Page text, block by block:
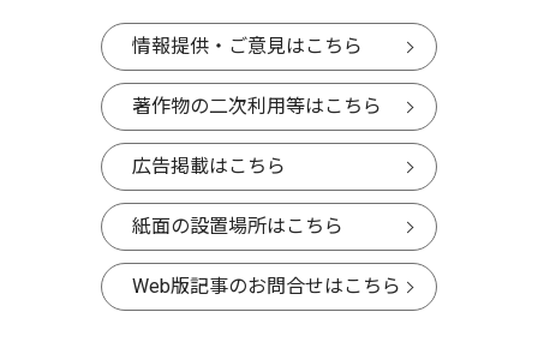
情報提供・ご意見はこちら
著作物の二次利用等はこちら
広告掲載はこちら
紙面の設置場所はこちら
Web版記事のお問合せはこちら